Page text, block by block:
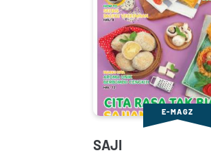
E-MAGZ
SAJI